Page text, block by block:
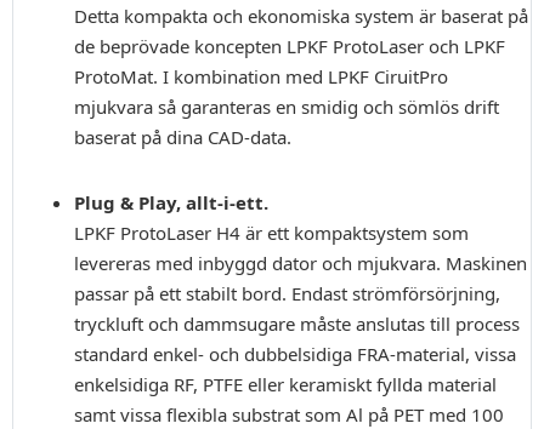
Detta kompakta och ekonomiska system är baserat på
de beprövade koncepten LPKF ProtoLaser och LPKF
ProtoMat. I kombination med LPKF CiruitPro
mjukvara så garanteras en smidig och sömlös drift
baserat på dina CAD-data.
Plug & Play, allt-i-ett.
LPKF ProtoLaser H4 är ett kompaktsystem som
levereras med inbyggd dator och mjukvara. Maskinen
passar på ett stabilt bord. Endast strömförsörjning,
tryckluft och dammsugare måste anslutas till process
standard enkel- och dubbelsidiga FRA-material, vissa
enkelsidiga RF, PTFE eller keramiskt fyllda material
samt vissa flexibla substrat som Al på PET med 100